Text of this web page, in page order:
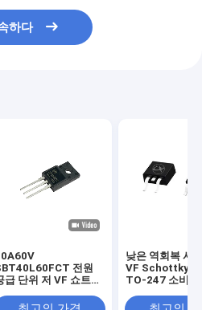
하다
전원
급 단위 저 VF 쇼트키
낮은 역회복 시
VF Schottky
TO-247 소비자